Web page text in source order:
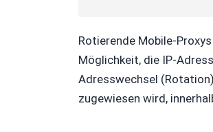
Rotierende Mobile-
Möglichkeit, die IP-
Adresswechsel
zugewiesen wird,